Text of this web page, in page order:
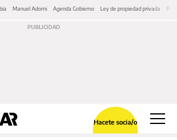
Manuel Adorni Agenda Gobierno Ley de propiedad privada
Hacete socia/o